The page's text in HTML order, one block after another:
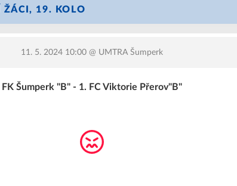
ŽÁCI, 19. KOLO
11. 5. 2024 10:00@ UMTRA Šumperk
FK Šumperk "B" - 1. FC Viktorie Přerov"B"